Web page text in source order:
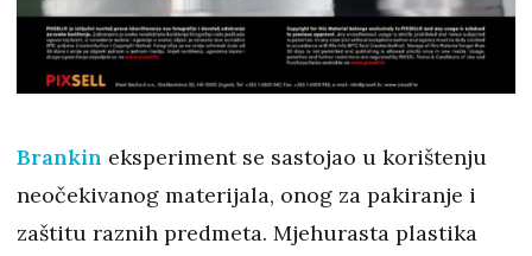
Brankin eksperiment se sastojao u korištenju
neočekivanog materijala, onog za pakiranje i
zaštitu raznih predmeta. Mjehurasta plastika